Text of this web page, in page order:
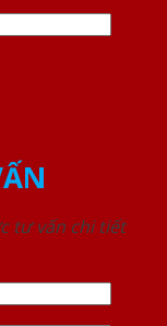
tư vấn chi tiết